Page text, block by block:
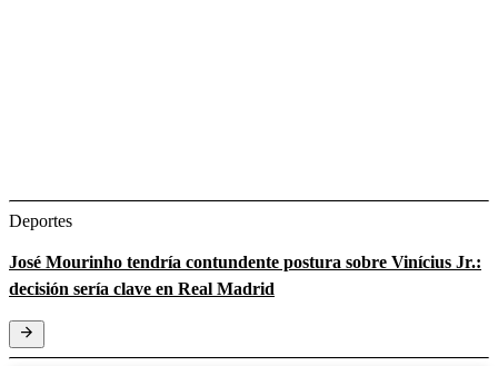
Deportes
José Mourinho tendría contundente postura sobre Vinícius Jr.:
decisión sería clave en Real Madrid